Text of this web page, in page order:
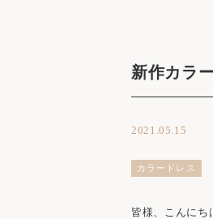
新作カラ
2021.05.15
カラードレス
皆様、こんにち